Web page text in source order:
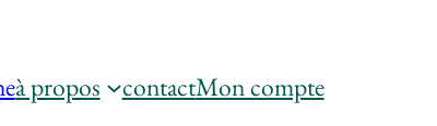
à propos contactMon compte